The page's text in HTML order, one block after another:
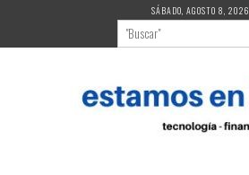
contenido
SÁBADO, AGOSTO 8, 2026